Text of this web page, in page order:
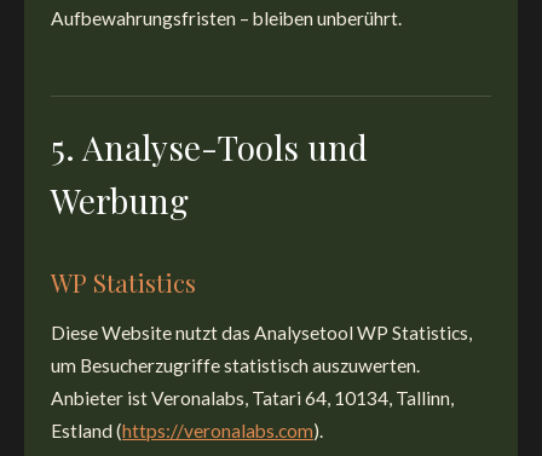
Aufbewahrungsfristen – bleiben unberührt.
5. Analyse-Tools und
Werbung
WP Statistics
Diese Website nutzt das Analysetool WP Statistics,
um Besucherzugriffe statistisch auszuwerten.
Anbieter ist Veronalabs, Tatari 64, 10134, Tallinn,
Estland (https://veronalabs.com).